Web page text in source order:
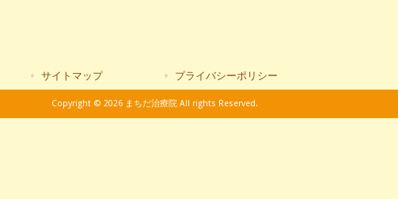
サイトマップ プライバシーポリシー
Copyright © 2026 まちだ治療院 All rights Reserved.